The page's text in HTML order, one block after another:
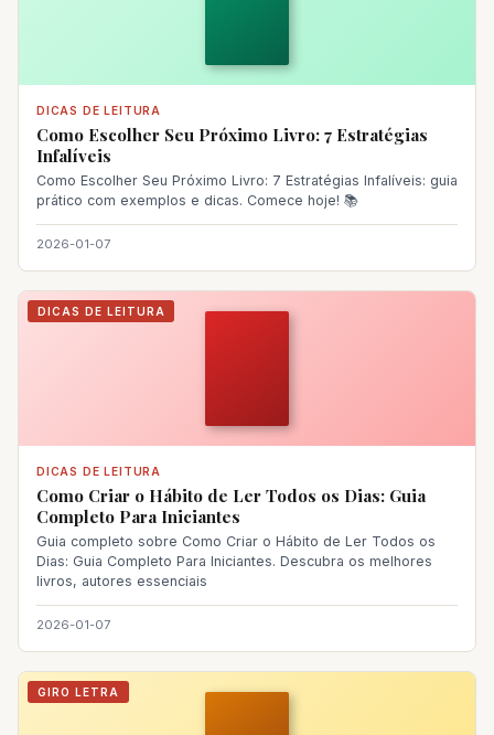
DICAS DE LEITURA
Como Escolher Seu Próximo Livro: 7 Estratégias
Infalíveis
Como Escolher Seu Próximo Livro: 7 Estratégias Infalíveis: guia
prático com exemplos e dicas. Comece hoje! 📚
2026-01-07
DICAS DE LEITURA
DICAS DE LEITURA
Como Criar o Hábito de Ler Todos os Dias: Guia
Completo Para Iniciantes
Guia completo sobre Como Criar o Hábito de Ler Todos os
Dias: Guia Completo Para Iniciantes. Descubra os melhores
livros, autores essenciais
2026-01-07
GIRO LETRA